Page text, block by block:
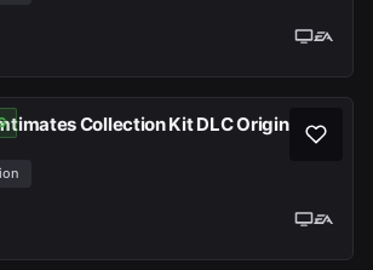
Collection Kit DLC Origin